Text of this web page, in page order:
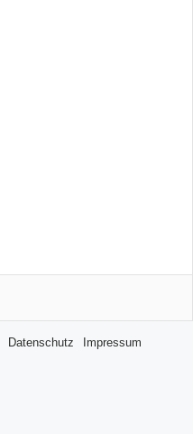
Datenschutz Impressum